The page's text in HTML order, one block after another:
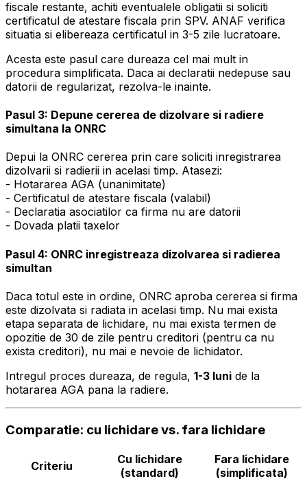
fiscale restante, achiti eventualele obligatii si soliciti
certificatul de atestare fiscala prin SPV. ANAF verifica
situatia si elibereaza certificatul in 3-5 zile lucratoare.
Acesta este pasul care dureaza cel mai mult in
procedura simplificata. Daca ai declaratii nedepuse sau
datorii de regularizat, rezolva-le inainte.
Pasul 3: Depune cererea de dizolvare si radiere
simultana la ONRC
Depui la ONRC cererea prin care soliciti inregistrarea
dizolvarii si radierii in acelasi timp. Atasezi:
- Hotararea AGA (unanimitate)
- Certificatul de atestare fiscala (valabil)
- Declaratia asociatilor ca firma nu are datorii
- Dovada platii taxelor
Pasul 4: ONRC inregistreaza dizolvarea si radierea
simultan
Daca totul este in ordine, ONRC aproba cererea si firma
este dizolvata si radiata in acelasi timp. Nu mai exista
etapa separata de lichidare, nu mai exista termen de
opozitie de 30 de zile pentru creditori (pentru ca nu
exista creditori), nu mai e nevoie de lichidator.
Intregul proces dureaza, de regula, 1-3 luni de la
hotararea AGA pana la radiere.
Comparatie: cu lichidare vs. fara lichidare
Criteriu
Cu lichidare
(standard)
Fara lichidare
(simplificata)